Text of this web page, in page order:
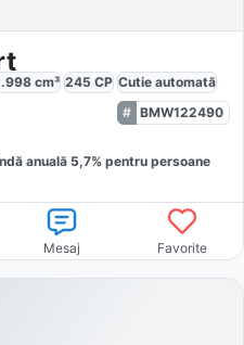
cm³ 245 CP Cutie automată
BMW122490
anuală 5,7% pentru persoane
Mesaj Favorite